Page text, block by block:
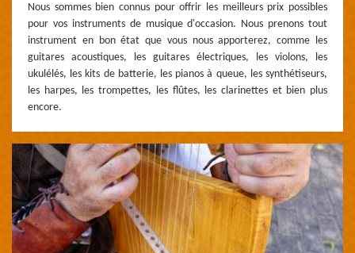
Nous sommes bien connus pour offrir les meilleurs prix possibles
pour vos instruments de musique d'occasion. Nous prenons tout
instrument en bon état que vous nous apporterez, comme les
guitares acoustiques, les guitares électriques, les violons, les
ukulélés, les kits de batterie, les pianos à queue, les synthétiseurs,
les harpes, les trompettes, les flûtes, les clarinettes et bien plus
encore.